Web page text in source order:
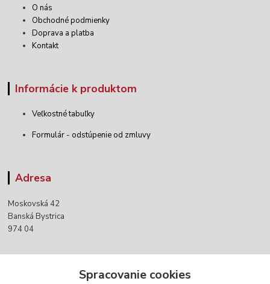
O nás
Obchodné podmienky
Doprava a platba
Kontakt
Informácie k produktom
Veľkostné tabuľky
Formulár - odstúpenie od zmluvy
Adresa
Moskovská 42
Banská Bystrica
974 04
Spracovanie cookies